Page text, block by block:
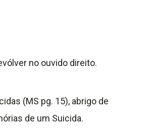
no ouvido direito.
(MS pg. 15), abrigo de
de um Suicida.